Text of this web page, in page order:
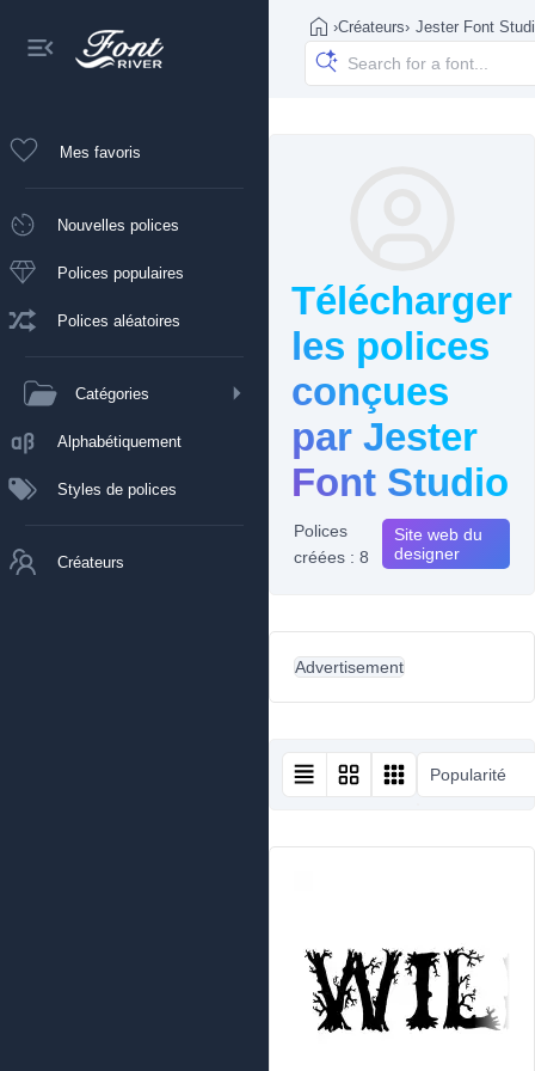
Mes favoris
Nouvelles polices
Polices populaires
Polices aléatoires
Catégories
Alphabétiquement
Styles de polices
Créateurs
›Créateurs› Jester Font
Télécharger
les polices
conçues
par Jester
Font Studio
Polices
créées : 8
Site web du
designer
Advertisement
Popularité